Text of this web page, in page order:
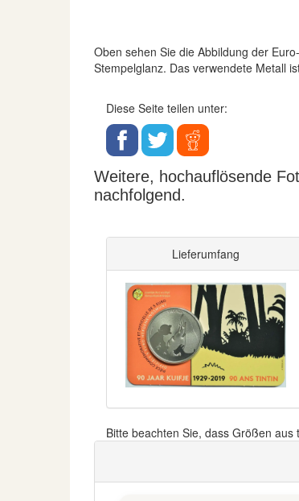
Oben sehen Sie die Abbildung der
Stempelglanz. Das verwendete Metall
Diese Seite teilen unter:
Weitere, hochauflösende
nachfolgend.
Lieferumfang
Bitte beachten Sie, dass Größen